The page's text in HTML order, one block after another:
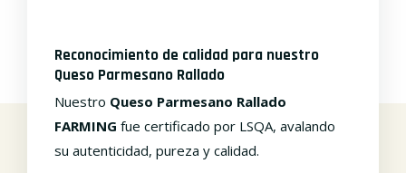
Reconocimiento de calidad para nuestro
Queso Parmesano Rallado
Nuestro Queso Parmesano Rallado
FARMING fue certificado por LSQA, avalando
su autenticidad, pureza y calidad.